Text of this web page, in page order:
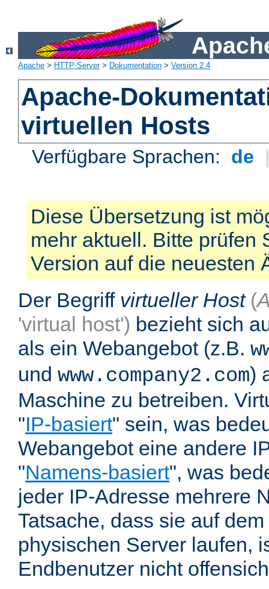
Apache > HTTP-Server> Dokumentation > Version 2.4
Apache-
virtuellen Hosts
Verfügbare Sprachen: de
Diese Übersetzung ist
mehr aktuell. Bitte prüfen
Version auf die neuesten
Der Begriff virtueller Host (
'virtual host') bezieht sich
als ein Webangebot (z.B.
und www.company2.com)
Maschine zu betreiben.
"IP-basiert" sein, was
Webangebot eine andere
"Namens-basiert", was
jeder IP-Adresse mehrere
Tatsache, dass sie auf
physischen Server laufen,
Endbenutzer nicht